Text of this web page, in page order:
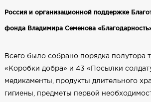
Россия и организационной поддержке
фонда Владимира Семенова
Всего было собрано порядка полутора
«Коробки добра» и 43 «Посылки
медикаменты, продукты длительного
гигиены, предметы первой